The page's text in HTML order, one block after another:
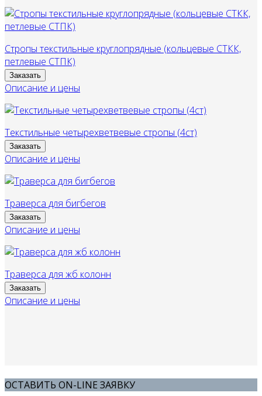
Стропы текстильные круглопрядные (кольцевые СТКК,
петлевые СТПК)
Заказать
Описание и цены
Текстильные четырехветвевые стропы (4ст)
Заказать
Описание и цены
Траверса для бигбегов
Заказать
Описание и цены
Траверса для жб колонн
Заказать
Описание и цены
ОСТАВИТЬ ON-LINE ЗАЯВКУ